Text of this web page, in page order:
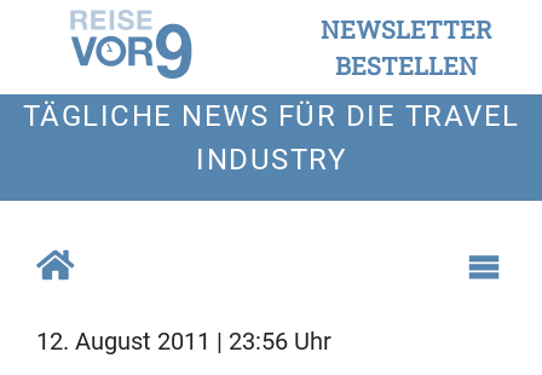
NEWSLETTER
BESTELLEN
TÄGLICHE NEWS FÜR DIE TRAVEL
INDUSTRY
12. August 2011 | 23:56 Uhr